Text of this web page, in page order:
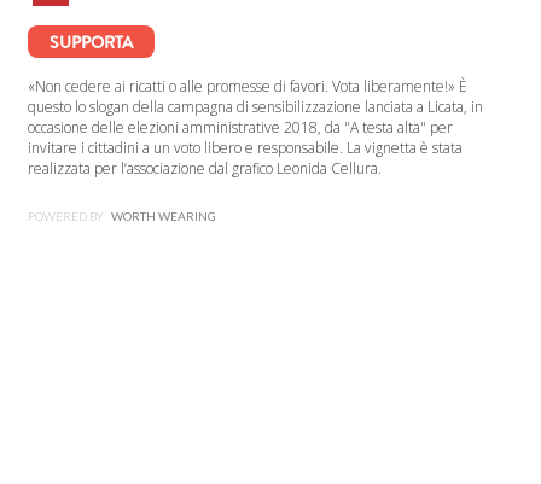
SUPPORTA
«Non cedere ai ricatti o alle promesse di favori. Vota liberamente!» È
questo lo slogan della campagna di sensibilizzazione lanciata a Licata, in
occasione delle elezioni amministrative 2018, da "A testa alta" per
invitare i cittadini a un voto libero e responsabile. La vignetta è stata
realizzata per l’associazione dal grafico Leonida Cellura.
POWERED BY WORTH WEARING